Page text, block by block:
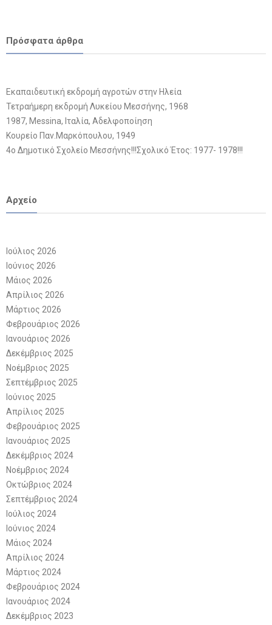
Πρόσφατα άρθρα
Εκαπαιδευτική εκδρομή αγροτών στην Ηλεία
Τετραήμερη εκδρομή Λυκείου Μεσσήνης, 1968
1987, Messina, Ιταλία, Αδελφοποίηση
Κουρείο Παν.Μαρκόπουλου, 1949
4ο Δημοτικό Σχολείο Μεσσήνης!!!Σχολικό Έτος: 1977- 1978!!!
Αρχείο
Ιούλιος 2026
Ιούνιος 2026
Μάιος 2026
Απρίλιος 2026
Μάρτιος 2026
Φεβρουάριος 2026
Ιανουάριος 2026
Δεκέμβριος 2025
Νοέμβριος 2025
Σεπτέμβριος 2025
Ιούνιος 2025
Απρίλιος 2025
Φεβρουάριος 2025
Ιανουάριος 2025
Δεκέμβριος 2024
Νοέμβριος 2024
Οκτώβριος 2024
Σεπτέμβριος 2024
Ιούλιος 2024
Ιούνιος 2024
Μάιος 2024
Απρίλιος 2024
Μάρτιος 2024
Φεβρουάριος 2024
Ιανουάριος 2024
Δεκέμβριος 2023